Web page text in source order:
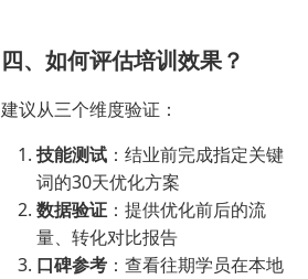
四、如何评估培训效果？
建议从三个维度验证：
技能测试 ：结业前完成指定关键
词的30天优化方案
数据验证 ：提供优化前后的流
量、转化对比报告
口碑参考 ：查看往期学员在本地